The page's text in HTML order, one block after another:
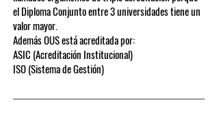
el Diploma Conjunto entre 3 universidades tiene un
valor mayor.
Además OUS está acreditada por:
ASIC (Acreditación Institucional)
ISO (Sistema de Gestión)